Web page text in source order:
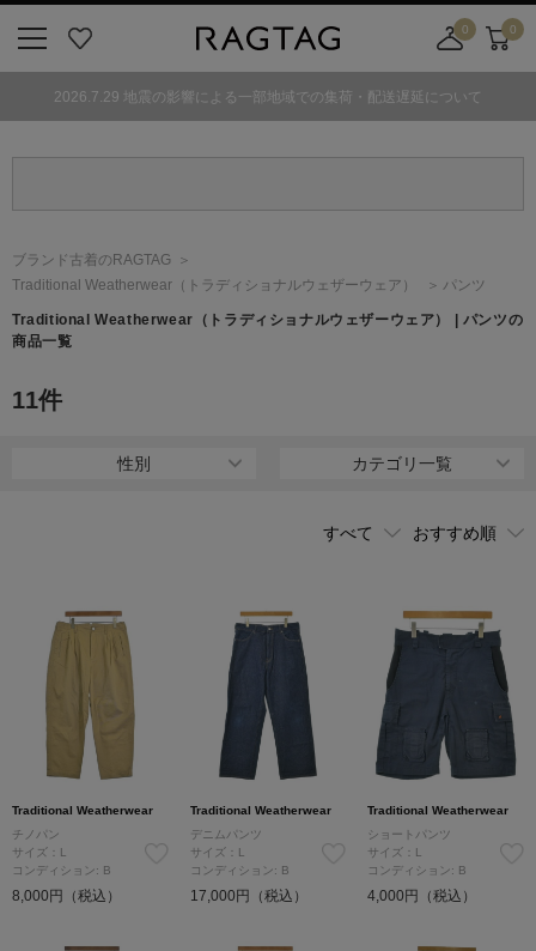
気
0
舗
カ
0
2026.7.29 地震の影響による一部地域での集荷・配送遅延について
ブランド古着のRAGTAG
Traditional Weatherwear （トラディショナルウェザーウェア） パンツ
Traditional Weatherwear （トラディショナルウェザーウェア）
| パンツの
商品一覧
11件
性別 カテゴリ一覧
Traditional Weatherwear
チノパン
サイズ：L
コンディション: B
8,000円（税込）
Traditional Weatherwear
デニムパンツ
サイズ：L
コンディション: B
17,000円（税込）
Traditional Weatherwear
ショートパンツ
サイズ：L
コンディション: B
4,000円（税込）